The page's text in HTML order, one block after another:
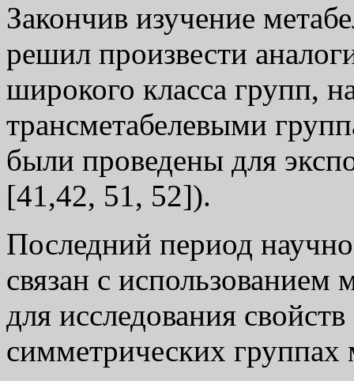
Закончив изучение
решил произвести
широкого класса групп,
трансметабелевыми
были проведены для
[41,42, 51, 52]).
Последний период
связан с
для исследования
симметрических